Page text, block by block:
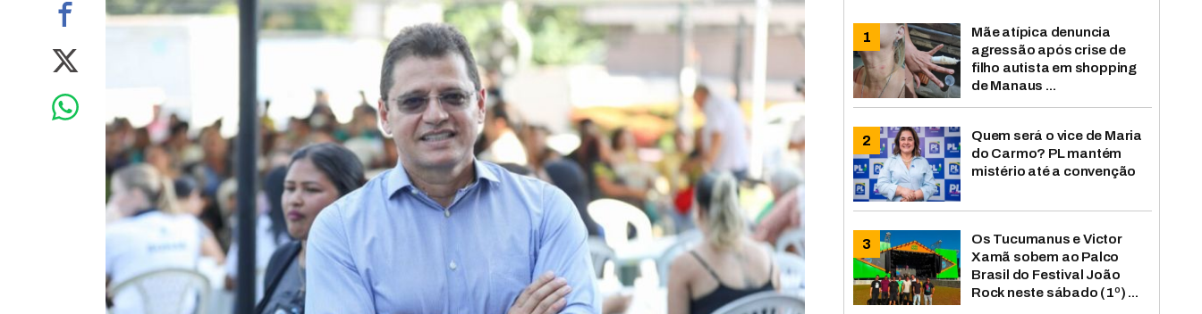
Mãe atípica denuncia
agressão após crise de
filho autista em shopping
de Manaus ...
Quem será o vice de Maria
do Carmo? PL mantém
mistério até a convenção
Os Tucumanus e Victor
Xamã sobem ao Palco
Brasil do Festival João
Rock neste sábado (1º) ...